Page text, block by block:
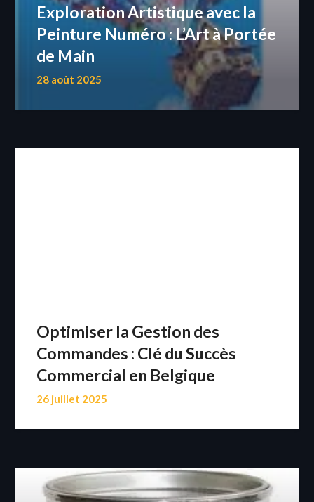
Exploration Artistique avec la
Peinture Numéro : L’Art à Portée
de Main
28 août 2025
Optimiser la Gestion des
Commandes : Clé du Succès
Commercial en Belgique
26 juillet 2025